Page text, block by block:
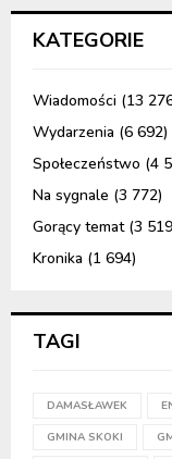
KATEGORIE
Wiadomości (13
Wydarzenia (6 692)
Społeczeństwo (4
Na sygnale (3 772)
Gorący temat(3
Kronika (1 694)
TAGI
DAMASŁAWEK
GMINA SKOKI